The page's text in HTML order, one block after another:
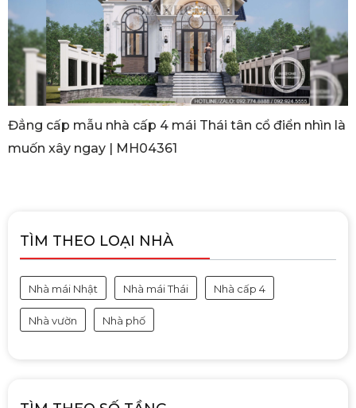
Đẳng cấp mẫu nhà cấp 4 mái Thái tân cổ điển nhìn là
muốn xây ngay | MH04361
TÌM THEO LOẠI NHÀ
Nhà mái Nhật Nhà mái Thái Nhà cấp 4
Nhà vườn Nhà phố